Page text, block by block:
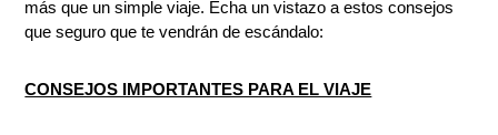
más que un simple viaje. Echa un vistazo a estos consejos
que seguro que te vendrán de escándalo:
CONSEJOS IMPORTANTES PARA EL VIAJE